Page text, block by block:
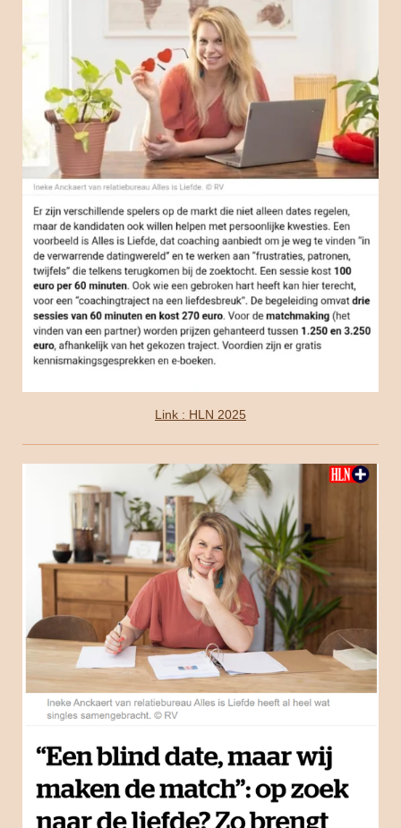
Link : HLN 2025